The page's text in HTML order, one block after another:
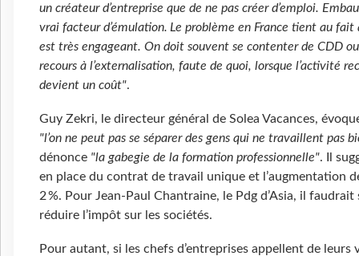
un créateur d’entreprise que de ne pas créer d’emploi.
vrai facteur d’émulation. Le problème en France tient au fait
est très engageant. On doit souvent se contenter de CDD
recours à l’externalisation, faute de quoi, lorsque l’activité
devient un coût".
Guy Zekri, le directeur général de Solea Vacances,
"l’on ne peut pas se séparer des gens qui ne travaillent pas
dénonce "la gabegie de la formation professionnelle". Il
en place du contrat de travail unique et l’augmentation
2 %. Pour Jean-Paul Chantraine, le Pdg d’Asia, il
réduire l’impôt sur les sociétés.
Pour autant, si les chefs d’entreprises appellent de leurs